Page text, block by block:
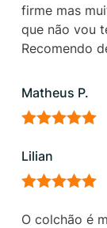
firme mas
que não vou
Recomendo
Matheus P.
de 5
Lilian
de 5
O colchão é